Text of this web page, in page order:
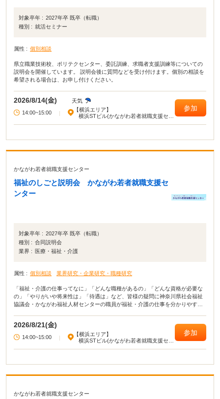
対象卒年 : 2027年卒 既卒（転職）
種別 : 就活セミナー
属性 : 個別相談
県立職業技術校、ポリテクセンター、委託訓練、求職者支援訓練等についての
説明会を開催しています。 説明会後に質問などを受け付けます。個別の相談を
希望される場合は、お申し付けください。
2026/8/14(金)
天気
14:00~15:00
|
【横浜エリア】
横浜STビル(かながわ若者就職支援セン
参加
かながわ若者就職支援センター
福祉のしごと説明会 かながわ若者就職支援セ
ンター
対象卒年 : 2027年卒 既卒（転職）
種別 : 合同説明会
業界 :
医療・福祉・介護
属性 : 個別相談 業界研究・企業研究・職種研究
「福祉・介護の仕事ってなに」「どんな職種があるの」「どんな資格が必要な
の」「やりがいや将来性は」「待遇は」など、皆様の疑問に神奈川県社会福祉
協議会・かながわ福祉人材センターの職員が福祉・介護の仕事を分かりやすく
す。 個別の相談を希望される場合は、お申し付けください。
2026/8/21(金)
14:00~15:00 |
【横浜エリア】
横浜STビル(かながわ若者就職支援セン
参加
かながわ若者就職支援センター